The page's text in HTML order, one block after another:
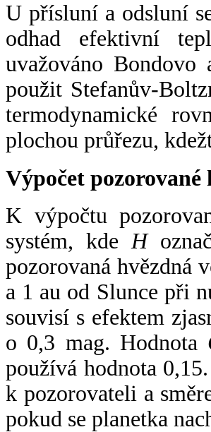
U přísluní a odsluní
odhad efektivní
uvažováno
použit Stefanův-
termodynamické
plochou průřezu,
Výpočet
K výpočtu
systém, kde H
pozorovaná hvězdná
a 1 au od Slunce při
souvisí s efektem
o 0,3 mag. Hodnota
používá hodnota
k pozorovateli a
pokud se planetka